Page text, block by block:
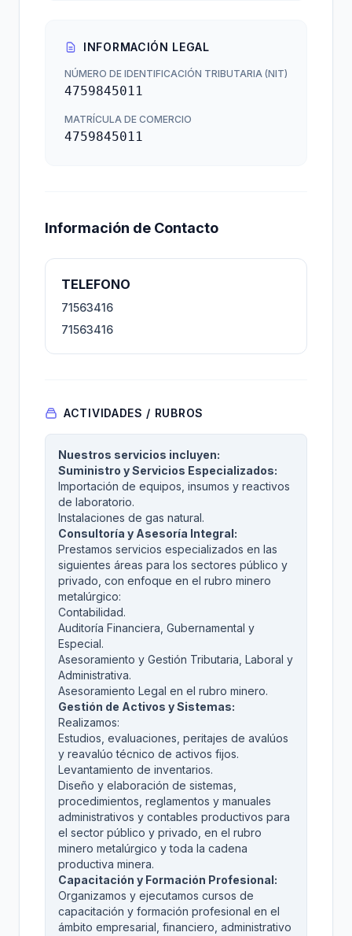
INFORMACIÓN LEGAL
NÚMERO DE IDENTIFICACIÓN TRIBUTARIA (NIT)
4759845011
MATRÍCULA DE COMERCIO
4759845011
Información de Contacto
TELEFONO
71563416
71563416
ACTIVIDADES / RUBROS
Nuestros servicios incluyen:
Suministro y Servicios Especializados:
Importación de equipos, insumos y reactivos
de laboratorio.
Instalaciones de gas natural.
Consultoría y Asesoría Integral:
Prestamos servicios especializados en las
siguientes áreas para los sectores público y
privado, con enfoque en el rubro minero
metalúrgico:
Contabilidad.
Auditoría Financiera, Gubernamental y
Especial.
Asesoramiento y Gestión Tributaria, Laboral y
Administrativa.
Asesoramiento Legal en el rubro minero.
Gestión de Activos y Sistemas:
Realizamos:
Estudios, evaluaciones, peritajes de avalúos
y reavalúo técnico de activos fijos.
Levantamiento de inventarios.
Diseño y elaboración de sistemas,
procedimientos, reglamentos y manuales
administrativos y contables productivos para
el sector público y privado, en el rubro
minero metalúrgico y toda la cadena
productiva minera.
Capacitación y Formación Profesional:
Organizamos y ejecutamos cursos de
capacitación y formación profesional en el
ámbito empresarial, financiero, administrativo